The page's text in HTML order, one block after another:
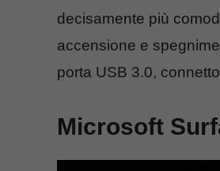
decisamente più
accensione e
porta USB 3.0,
Microsoft